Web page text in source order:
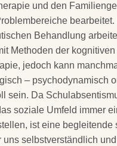
und den
bearbeitet.
Behandlung
Methoden der kognitiven
jedoch kann
– psychodynamisch
sein. Da
soziale Umfeld immer
ist eine begleitende
uns selbstverständlich und